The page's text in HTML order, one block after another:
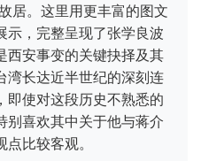
居。这里用更丰富的图文
示，完整呈现了张学良波
西安事变的关键抉择及其
湾长达近半世纪的深刻连
即使对这段历史不熟悉的
别喜欢其中关于他与蒋介
比较客观。